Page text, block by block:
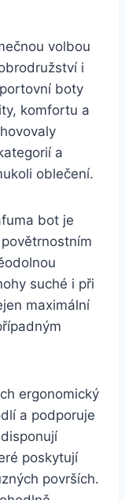
​volbou
i
boty
komfortu a​
a
oblečení.
bot je
suché i při
maximální
ergonomický
a ​podporuje
poskytují
površích.‍